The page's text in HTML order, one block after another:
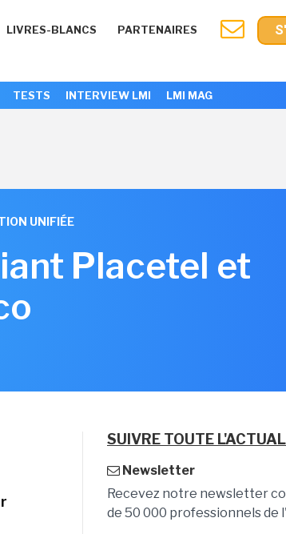
LIVRES-BLANCS PARTENAIRES
TESTS INTERVIEW LMI LMI MAG
UNIFIÉE
Placetel et
SUIVRE TOUTE
Newsletter
Recevez notre newsletter
de 50 000 professionnels de